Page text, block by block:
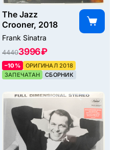
The Jazz
Crooner, 2018
Frank Sinatra
44403996 ₽
–10%
ОРИГИНАЛ 2018
ЗАПЕЧАТАН
СБОРНИК